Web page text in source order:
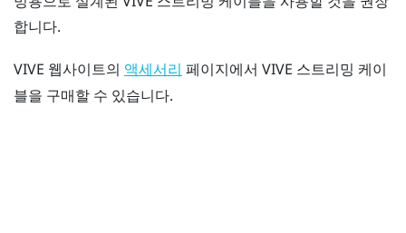
합니다.
VIVE 웹사이트의 액세서리 페이지에서 VIVE 스트리밍 케이
블을 구매할 수 있습니다.